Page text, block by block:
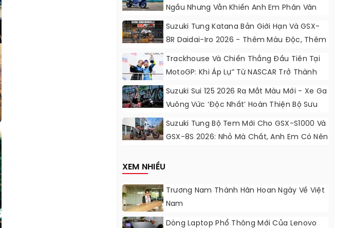
Ngầu Nhưng Vẫn Khiến Anh Em Phân Vân
Suzuki Tung Katana Bản Giới Hạn Và GSX-
8R Daidai-Iro 2026 - Thêm Màu Độc, Thêm
Đồ Chơi, Thêm Cá Tính
Trackhouse Và Chiến Thắng Đầu Tiên Tại
MotoGP: Khi Áp Lự” Từ NASCAR Trở Thành
Động Lực Ngọt Ngào
Suzuki Sui 125 2026 Ra Mắt Màu Mới - Xe Ga
Vuông Vức ‘độc Nhất’ Hoàn Thiện Bộ Sưu
Tập 7 Sắc Cầu Vồng
Suzuki Tung Bộ Tem Mới Cho GSX-S1000 Và
GSX-8S 2026: Nhỏ Mà Chất, Anh Em Có Nên
XEM NHIỀU
Trương Nam Thành Hân Hoan Ngày Về Việt
Nam
Dòng Laptop Phổ Thông Mới Của Lenovo